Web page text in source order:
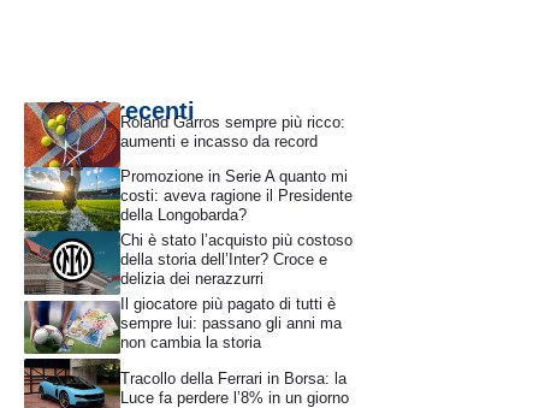
Articoli recentiRoland Garros sempre più ricco:
aumenti e incasso da record
Promozione in Serie A quanto mi
costi: aveva ragione il Presidente
della Longobarda?
Chi è stato l’acquisto più costoso
della storia dell’Inter? Croce e
delizia dei nerazzurri
Il giocatore più pagato di tutti è
sempre lui: passano gli anni ma
non cambia la storia
Tracollo della Ferrari in Borsa: la
Luce fa perdere l’8% in un giorno